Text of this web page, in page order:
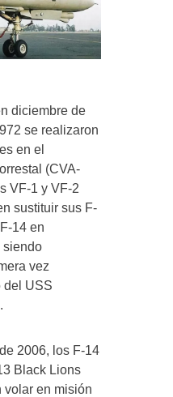
diciembre de
se realizaron
en el
(CVA-
VF-1 y VF-2
sustituir sus F-
14 en
siendo
vez
del USS
2006, los F-14
Black Lions
volar en misión